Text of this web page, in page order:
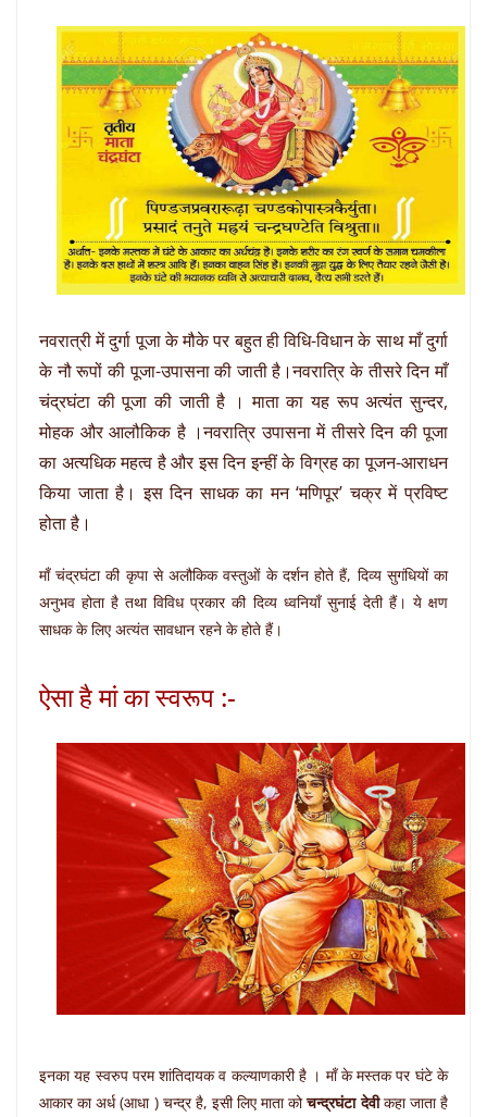
नवरात्री में दुर्गा पूजा के मौके पर बहुत ही विधि-विधान के साथ माँ दुर्गा
के नौ रूपों की पूजा-उपासना की जाती है।नवरात्रि के तीसरे दिन माँ
चंद्रघंटा की पूजा की जाती है । माता का यह रूप अत्यंत सुन्दर,
मोहक और आलौकिक है ।नवरात्रि उपासना में तीसरे दिन की पूजा
का अत्यधिक महत्व है और इस दिन इन्हीं के विग्रह का पूजन-आराधन
किया जाता है। इस दिन साधक का मन ‘मणिपूर’ चक्र में प्रविष्ट
होता है।
माँ चंद्रघंटा की कृपा से अलौकिक वस्तुओं के दर्शन होते हैं, दिव्य सुगंधियों का
अनुभव होता है तथा विविध प्रकार की दिव्य ध्वनियाँ सुनाई देती हैं। ये क्षण
साधक के लिए अत्यंत सावधान रहने के होते हैं।
ऐसा है मां का स्‍वरूप :-
इनका यह स्वरुप परम शांतिदायक व कल्याणकारी है । माँ के मस्तक पर घंटे के
आकार का अर्ध (आधा ) चन्द्र है, इसी लिए माता कोचन्द्रघंटा देवीकहा जाता है